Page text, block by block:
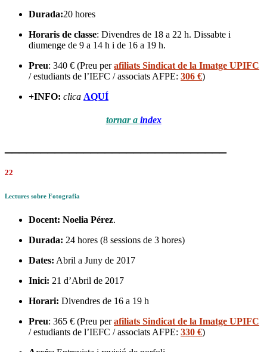
Durada:20 hores
Horaris de classe: Divendres de 18 a 22 h. Dissabte i
diumenge de 9 a 14 h i de 16 a 19 h.
Preu: 340 € (Preu perafiliats Sindicat de la Imatge UPIFC
/ estudiants de l’IEFC / associats AFPE: 306 €)
+INFO: clica AQUÍ
tornar a index
22
Lectures sobre Fotografia
Docent: Noelia Pérez.
Durada: 24 hores (8 sessions de 3 hores)
Dates: Abril a Juny de 2017
Inici: 21 d’Abril de 2017
Horari: Divendres de 16 a 19 h
Preu: 365 € (Preu perafiliats Sindicat de la Imatge UPIFC
/ estudiants de l’IEFC / associats AFPE: 330 €)